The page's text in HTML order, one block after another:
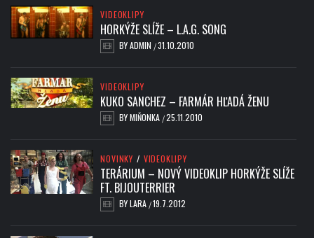
VIDEOKLIPY
HORKÝŽE SLÍŽE – L.A.G. SONG
BYADMIN /31.10.2010
VIDEOKLIPY
KUKO SANCHEZ – FARMÁR HĽADÁ ŽENU
BYMIŇONKA /25.11.2010
NOVINKY / VIDEOKLIPY
TERÁRIUM – NOVÝ VIDEOKLIP HORKÝŽE SLÍŽE
FT. BIJOUTERRIER
BYLARA /19.7.2012